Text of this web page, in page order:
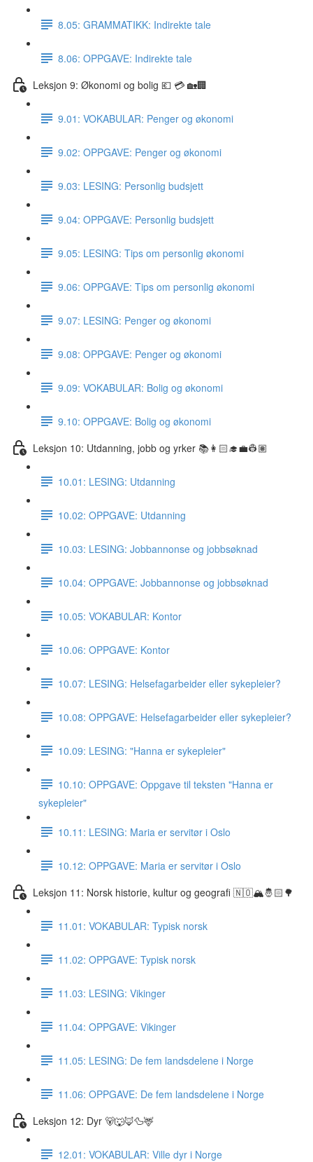
8.05: GRAMMATIKK: Indirekte tale
8.06: OPPGAVE: Indirekte tale
Leksjon 9: Økonomi og bolig 💶 💳 🏡🏢
9.01: VOKABULAR: Penger og økonomi
9.02: OPPGAVE: Penger og økonomi
9.03: LESING: Personlig budsjett
9.04: OPPGAVE: Personlig budsjett
9.05: LESING: Tips om personlig økonomi
9.06: OPPGAVE: Tips om personlig økonomi
9.07: LESING: Penger og økonomi
9.08: OPPGAVE: Penger og økonomi
9.09: VOKABULAR: Bolig og økonomi
9.10: OPPGAVE: Bolig og økonomi
Leksjon 10: Utdanning, jobb og yrker 📚👩🏻‍🎓💼👷🏽
10.01: LESING: Utdanning
10.02: OPPGAVE: Utdanning
10.03: LESING: Jobbannonse og jobbsøknad
10.04: OPPGAVE: Jobbannonse og jobbsøknad
10.05: VOKABULAR: Kontor
10.06: OPPGAVE: Kontor
10.07: LESING: Helsefagarbeider eller sykepleier?
10.08: OPPGAVE: Helsefagarbeider eller sykepleier?
10.09: LESING: "Hanna er sykepleier"
10.10: OPPGAVE: Oppgave til teksten "Hanna er
sykepleier"
10.11: LESING: Maria er servitør i Oslo
10.12: OPPGAVE: Maria er servitør i Oslo
Leksjon 11: Norsk historie, kultur og geografi 🇳🇴🏔🤴🏻🌳
11.01: VOKABULAR: Typisk norsk
11.02: OPPGAVE: Typisk norsk
11.03: LESING: Vikinger
11.04: OPPGAVE: Vikinger
11.05: LESING: De fem landsdelene i Norge
11.06: OPPGAVE: De fem landsdelene i Norge
Leksjon 12: Dyr 🐻🐺🦊🦆🦌
12.01: VOKABULAR: Ville dyr i Norge